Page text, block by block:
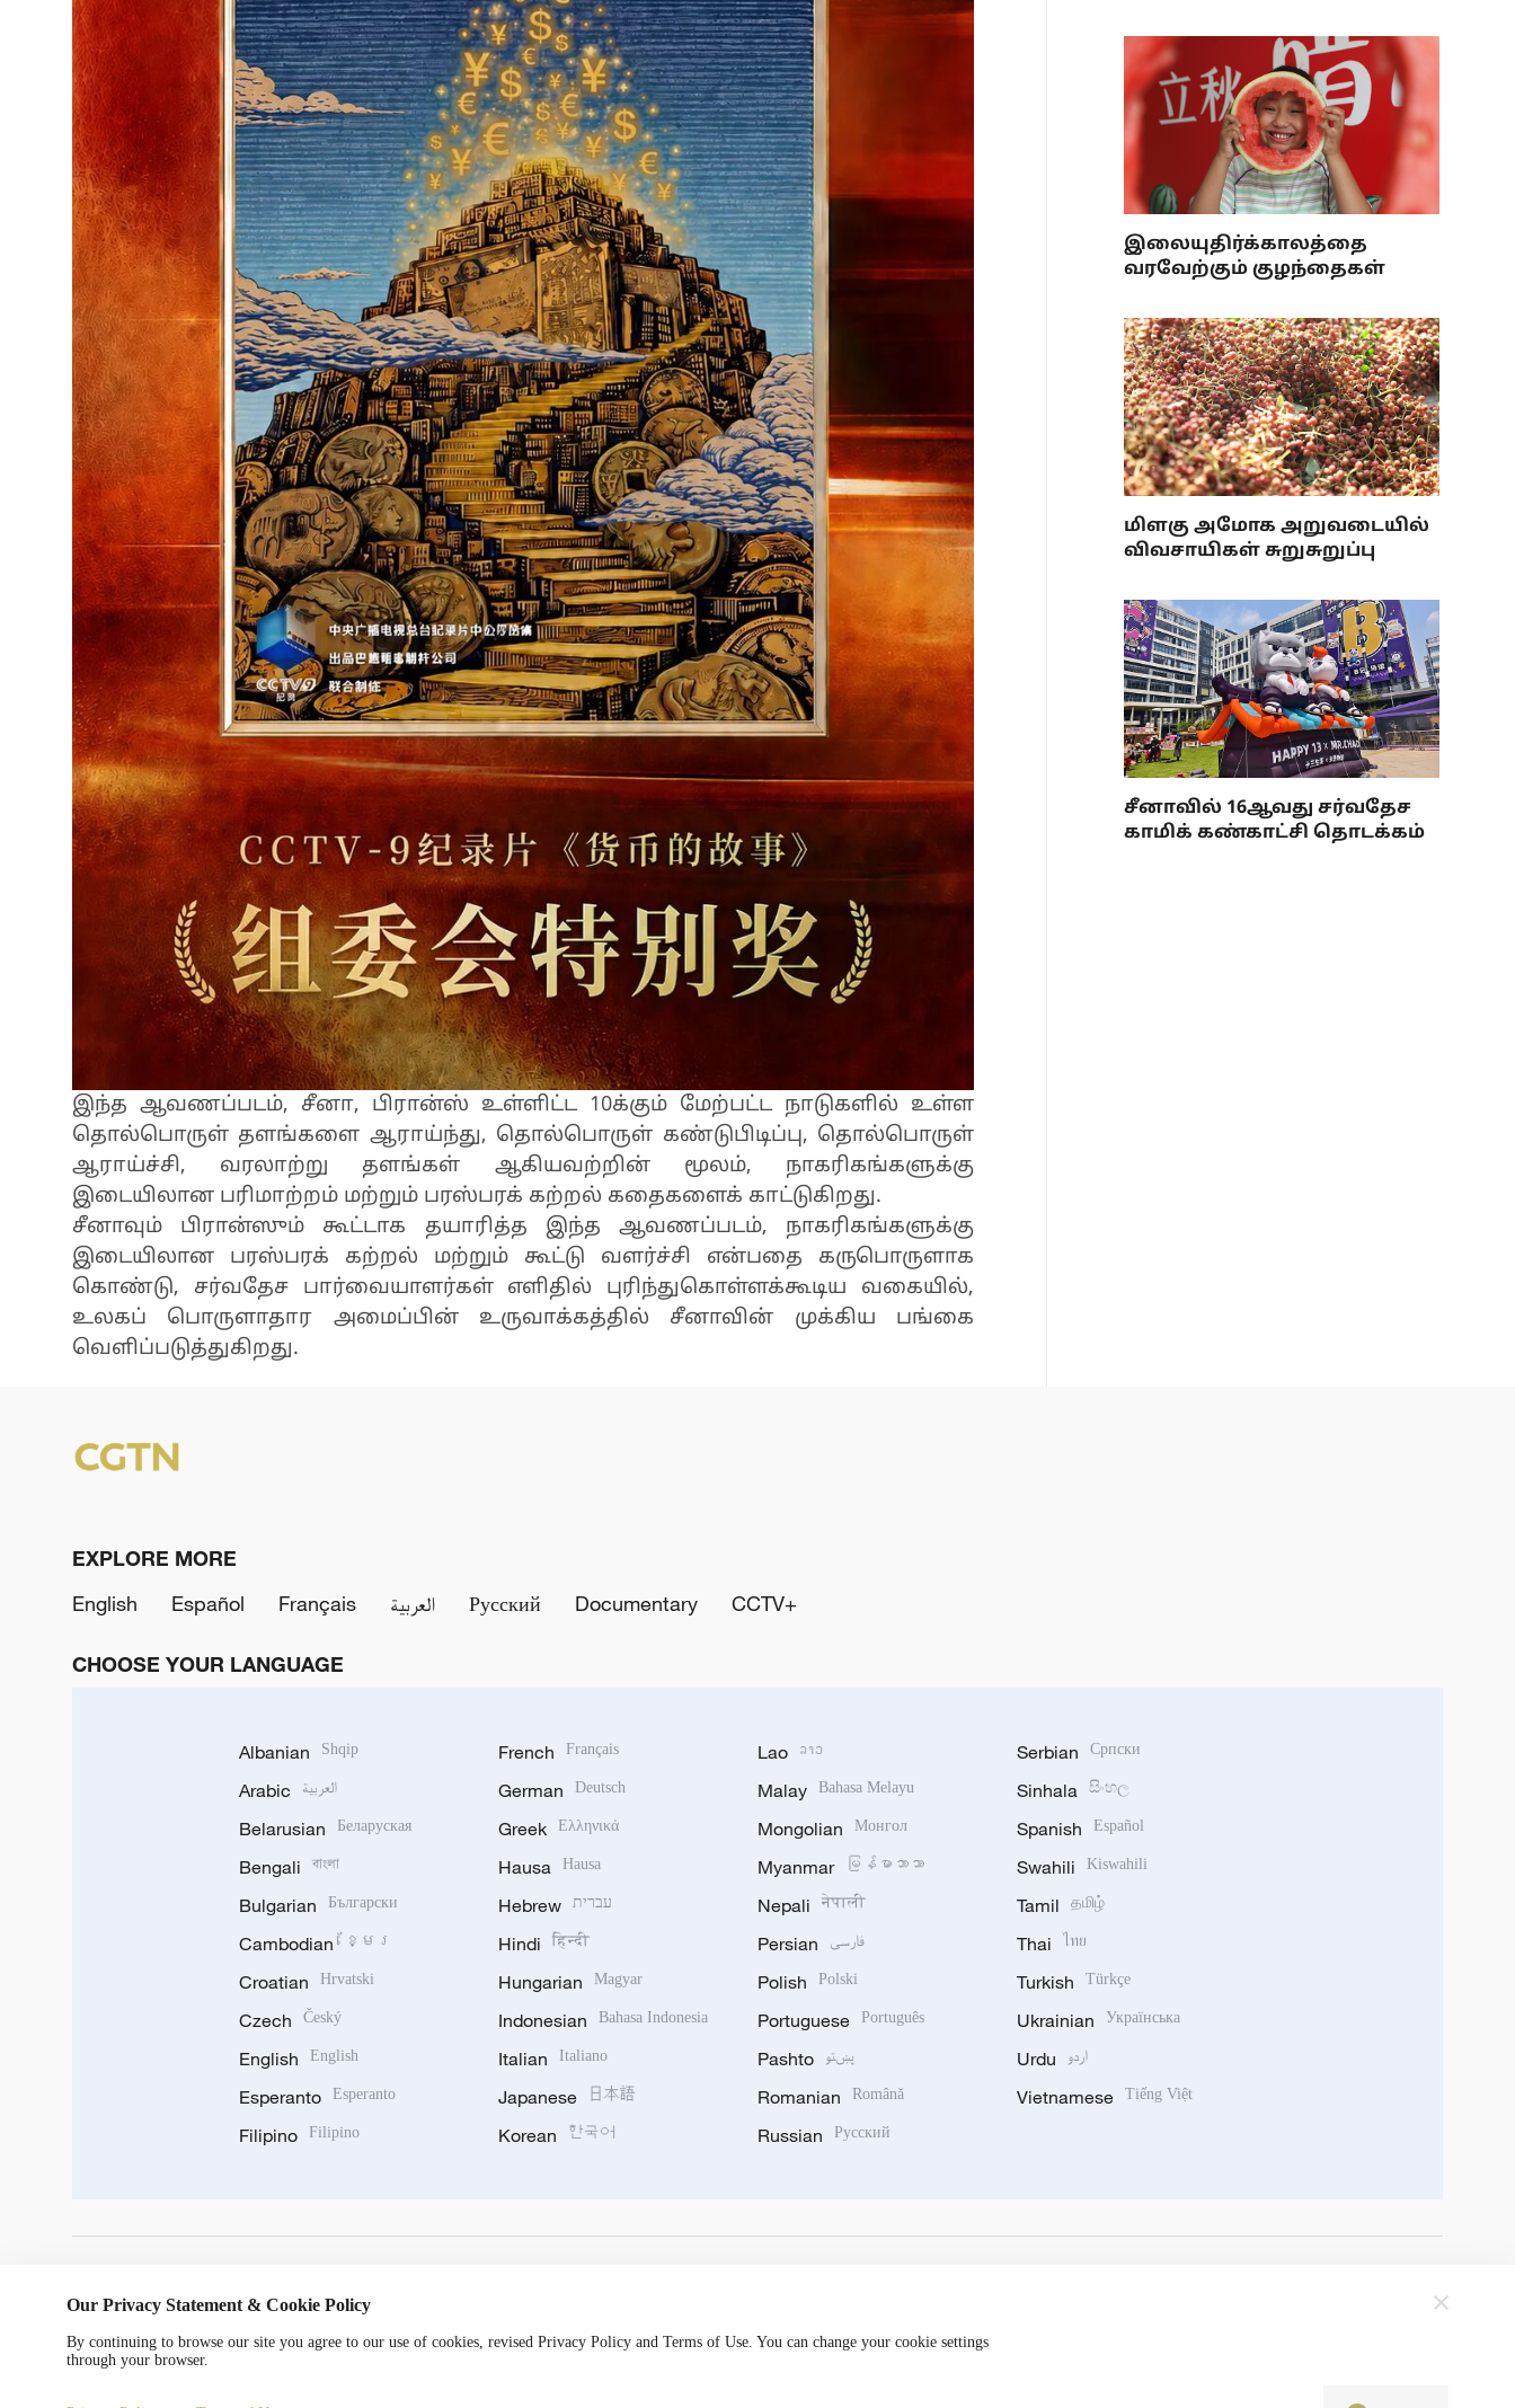
இந்த ஆவணப்படம், சீனா, பிரான்ஸ் உள்ளிட்ட 10க்கும் மேற்பட்ட நாடுகளில் உள்ள
தொல்பொருள் தளங்களை ஆராய்ந்து, தொல்பொருள் கண்டுபிடிப்பு, தொல்பொருள்
ஆராய்ச்சி, வரலாற்று தளங்கள் ஆகியவற்றின் மூலம், நாகரிகங்களுக்கு
இடையிலான பரிமாற்றம் மற்றும் பரஸ்பரக் கற்றல் கதைகளைக் காட்டுகிறது.
சீனாவும் பிரான்ஸும் கூட்டாக தயாரித்த இந்த ஆவணப்படம், நாகரிகங்களுக்கு
இடையிலான பரஸ்பரக் கற்றல் மற்றும் கூட்டு வளர்ச்சி என்பதை கருபொருளாக
கொண்டு, சர்வதேச பார்வையாளர்கள் எளிதில் புரிந்துகொள்ளக்கூடிய வகையில்,
உலகப் பொருளாதார அமைப்பின் உருவாக்கத்தில் சீனாவின் முக்கிய பங்கை
வெளிப்படுத்துகிறது.
இலையுதிர்க்காலத்தை
வரவேற்கும் குழந்தைகள்
மிளகு அமோக அறுவடையில்
விவசாயிகள் சுறுசுறுப்பு
சீனாவில் 16ஆவது சர்வதேச
காமிக் கண்காட்சி தொடக்கம்
EXPLORE MORE
English
Español Français العربية Русский Documentary CCTV+
CHOOSE YOUR LANGUAGE
Albanian Shqip
Arabic العربية
Belarusian Беларуская
Bengali বাংলা
Bulgarian Български
Cambodian ខ្មែរ
Croatian Hrvatski
Czech Český
English English
Esperanto Esperanto
Filipino Filipino
French Français
German Deutsch
Greek Ελληνικά
Hausa Hausa
Hebrew עברית
Hindi हिन्दी
Hungarian Magyar
Indonesian Bahasa Indonesia
Italian Italiano
Japanese 日本語
Korean 한국어
Lao ລາວ
Malay Bahasa Melayu
Mongolian Монгол
Myanmar မြန်မာဘာသာ
Nepali नेपाली
Persian فارسی
Polish Polski
Portuguese Português
Pashto پښتو
Romanian Română
Russian Русский
Serbian Српски
Sinhala සිංහල
Spanish Español
Swahili Kiswahili
Tamil தமிழ்
Thai ไทย
Turkish Türkçe
Ukrainian Українська
Urdu اردو
Vietnamese Tiếng Việt
Our Privacy Statement & Cookie Policy
By continuing to browse our site you agree to our use of cookies, revised Privacy Policy and Terms of Use. You can change your cookie settings
through your browser.